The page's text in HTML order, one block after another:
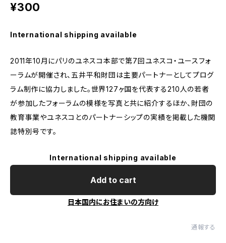
¥300
International shipping available
2011年10月にパリのユネスコ本部で第7回ユネスコ・ユースフォ
ーラムが開催され、五井平和財団は主要パートナーとしてプログ
ラム制作に協力しました。世界127ヶ国を代表する210人の若者
が参加したフォーラムの模様を写真と共に紹介するほか、財団の
教育事業やユネスコとのパートナーシップの実績を掲載した機関
誌特別号です。
International shipping available
Add to cart
日本国内にお住まいの方向け
通報する